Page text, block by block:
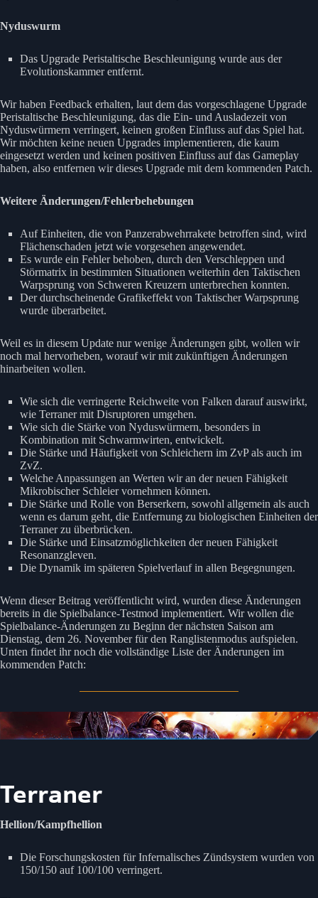
Nyduswurm
Das Upgrade Peristaltische Beschleunigung wurde aus der
Evolutionskammer entfernt.
Wir haben Feedback erhalten, laut dem das vorgeschlagene Upgrade
Peristaltische Beschleunigung, das die Ein- und Ausladezeit von
Nyduswürmern verringert, keinen großen Einfluss auf das Spiel hat.
Wir möchten keine neuen Upgrades implementieren, die kaum
eingesetzt werden und keinen positiven Einfluss auf das Gameplay
haben, also entfernen wir dieses Upgrade mit dem kommenden Patch.
Weitere Änderungen/Fehlerbehebungen
Auf Einheiten, die von Panzerabwehrrakete betroffen sind, wird
Flächenschaden jetzt wie vorgesehen angewendet.
Es wurde ein Fehler behoben, durch den Verschleppen und
Störmatrix in bestimmten Situationen weiterhin den Taktischen
Warpsprung von Schweren Kreuzern unterbrechen konnten.
Der durchscheinende Grafikeffekt von Taktischer Warpsprung
wurde überarbeitet.
Weil es in diesem Update nur wenige Änderungen gibt, wollen wir
noch mal hervorheben, worauf wir mit zukünftigen Änderungen
hinarbeiten wollen.
Wie sich die verringerte Reichweite von Falken darauf auswirkt,
wie Terraner mit Disruptoren umgehen.
Wie sich die Stärke von Nyduswürmern, besonders in
Kombination mit Schwarmwirten, entwickelt.
Die Stärke und Häufigkeit von Schleichern im ZvP als auch im
ZvZ.
Welche Anpassungen an Werten wir an der neuen Fähigkeit
Mikrobischer Schleier vornehmen können.
Die Stärke und Rolle von Berserkern, sowohl allgemein als auch
wenn es darum geht, die Entfernung zu biologischen Einheiten der
Terraner zu überbrücken.
Die Stärke und Einsatzmöglichkeiten der neuen Fähigkeit
Resonanzgleven.
Die Dynamik im späteren Spielverlauf in allen Begegnungen.
Wenn dieser Beitrag veröffentlicht wird, wurden diese Änderungen
bereits in die Spielbalance-Testmod implementiert. Wir wollen die
Spielbalance-Änderungen zu Beginn der nächsten Saison am
Dienstag, dem 26. November für den Ranglistenmodus aufspielen.
Unten findet ihr noch die vollständige Liste der Änderungen im
kommenden Patch:
Terraner
Hellion/Kampfhellion
Die Forschungskosten für Infernalisches Zündsystem wurden von
150/150 auf 100/100 verringert.